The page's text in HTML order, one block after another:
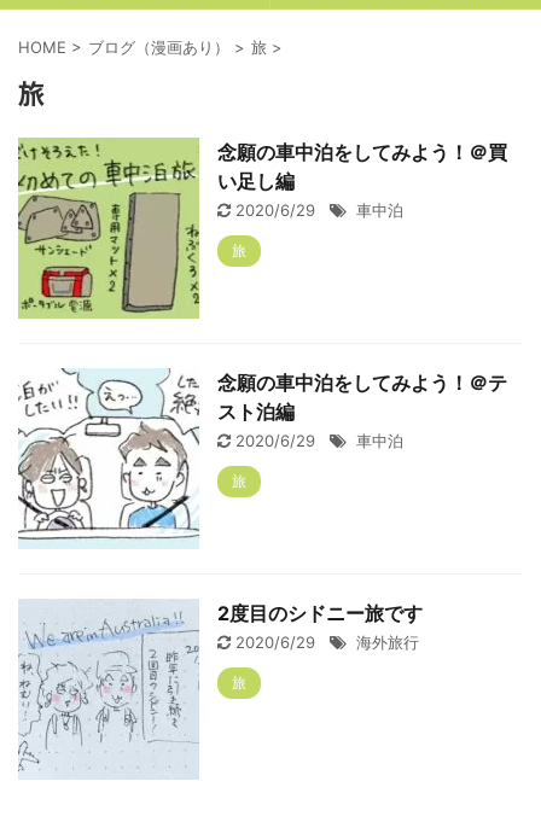
HOME > ブログ（漫画あり） > 旅 >
旅
念願の車中泊をしてみよう！＠買
い足し編
2020/6/29 車中泊
旅
念願の車中泊をしてみよう！＠テ
スト泊編
2020/6/29 車中泊
旅
2度目のシドニー旅です
2020/6/29 海外旅行
旅